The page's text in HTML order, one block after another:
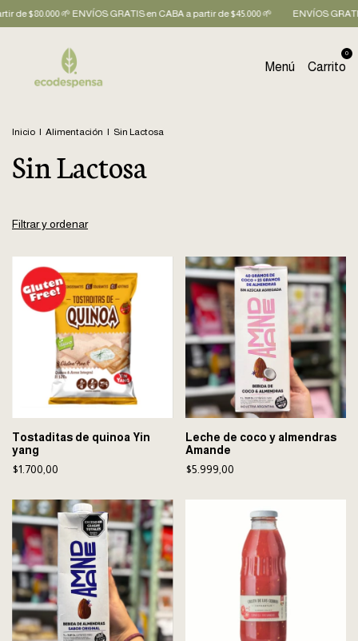
🌱 ENVÍOS GRATIS en CABA a partir de $45.000 🌱 ENVÍOS GRATIS en
Menú Carrito
0
Inicio | Alimentación | Sin Lactosa
Sin Lactosa
Filtrar y ordenar
Tostaditas de quinoa Yin
yang
$1.700,00
Leche de coco y almendras
Amande
$5.999,00